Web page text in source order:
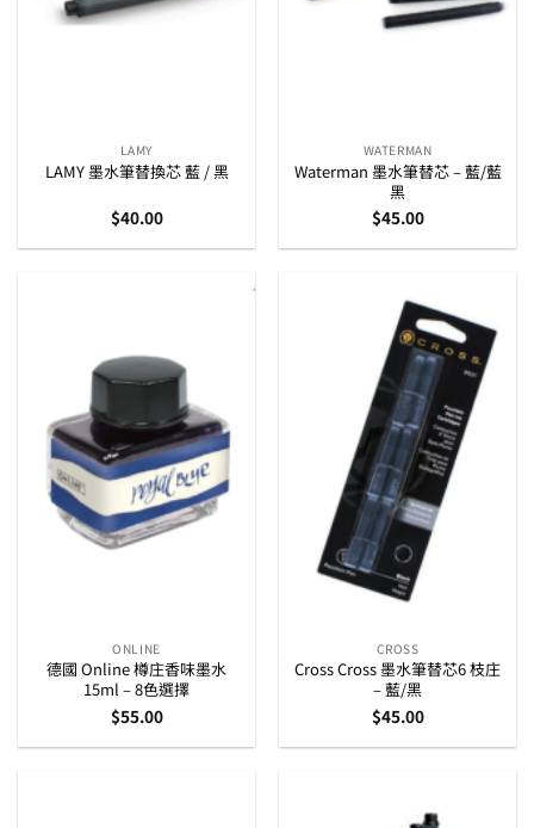
LAMY
LAMY 墨水筆替換芯 藍 / 黑
$40.00
WATERMAN
Waterman 墨水筆替芯 – 藍/藍
黑
$45.00
ONLINE
德國 Online 樽庄香味墨水
15ml – 8色選擇
$55.00
CROSS
Cross Cross 墨水筆替芯6 枝庄
– 藍/黑
$45.00